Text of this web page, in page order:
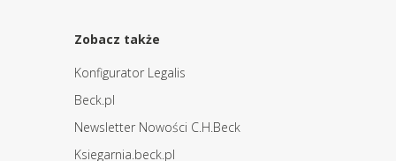
Zobacz także
Konfigurator Legalis
Beck.pl
Newsletter Nowości C.H.Beck
Ksiegarnia.beck.pl